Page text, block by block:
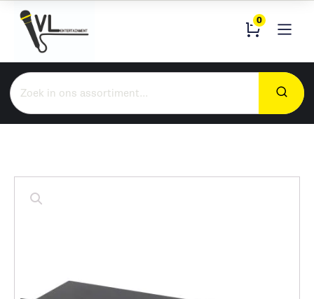
0
Zoeken
naar: